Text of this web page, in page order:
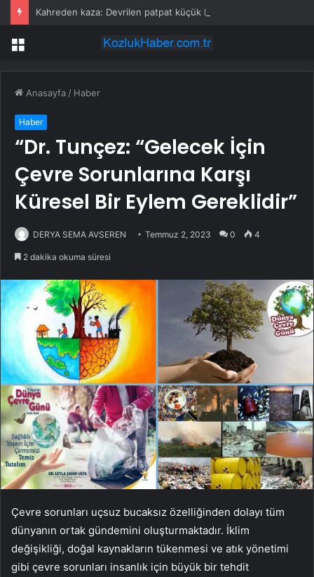
Kahreden kaza: Devrilen patpat küçük Miray’ın sonu oldu
Menü
Anasayfa / Haber
Haber
“Dr. Tunçez: “Gelecek İçin
Çevre Sorunlarına Karşı
Küresel Bir Eylem Gereklidir”
DERYA SEMA AVSEREN Temmuz 2, 2023 0 4
2 dakika okuma süresi
Çevre sorunları uçsuz bucaksız özelliğinden dolayı tüm
dünyanın ortak gündemini oluşturmaktadır. İklim
değişikliği, doğal kaynakların tükenmesi ve atık yönetimi
gibi çevre sorunları insanlık için büyük bir tehdit